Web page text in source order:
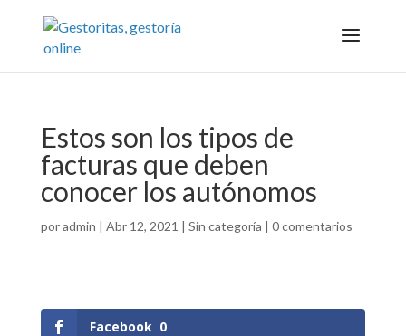
Estos son los tipos de
facturas que deben
conocer los autónomos
poradmin | Abr 12, 2021 | Sin categoría | 0 comentarios
Facebook 0